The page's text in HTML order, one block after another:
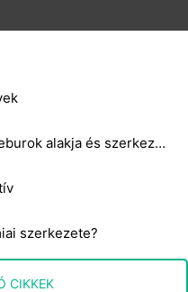
Milyen a bárányhimlő fehérjeburok alakja és szerkezete?
szerkezete?
CIKKEK